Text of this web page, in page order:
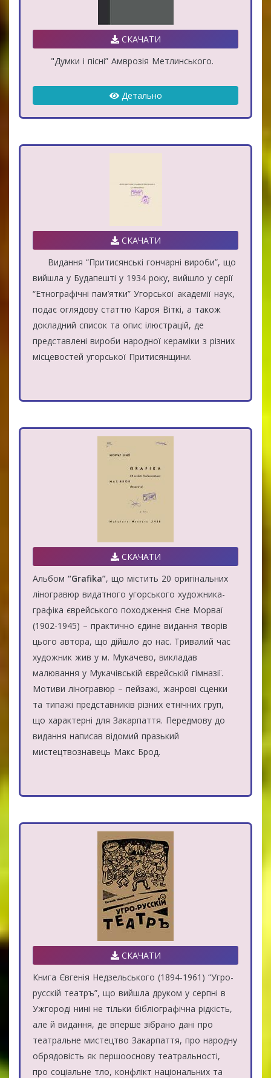
СКАЧАТИ
"Думки і пісні” Амврозія Метлинського.
Детально
СКАЧАТИ
Видання “Притисянські гончарні вироби”, що
вийшла у Будапешті у 1934 року, вийшло у серії
“Етнографічні пам’ятки” Угорської академії наук,
подає оглядову статтю Кароя Віткі, а також
докладний список та опис ілюстрацій, де
представлені вироби народної кераміки з різних
місцевостей угорської Притисянщини.
СКАЧАТИ
Альбом “Grafika”, що містить 20 оригінальних
ліногравюр видатного угорського художника-
графіка єврейського походження Єне Морваї
(1902-1945) – практично єдине видання творів
цього автора, що дійшло до нас. Тривалий час
художник жив у м. Мукачево, викладав
малювання у Мукачівській єврейській гімназії.
Мотиви ліногравюр – пейзажі, жанрові сценки
та типажі представників різних етнічних груп,
що характерні для Закарпаття. Передмову до
видання написав відомий празький
мистецтвознавець Макс Брод.
СКАЧАТИ
Книга Євгенія Недзельського (1894-1961) “Угро-
русскій театръ”, що вийшла друком у серпні в
Ужгороді нині не тільки бібліографічна рідкість,
але й видання, де вперше зібрано дані про
театральне мистецтво Закарпаття, про народну
обрядовість як першооснову театральності,
про соціальне тло, конфлікт національних та